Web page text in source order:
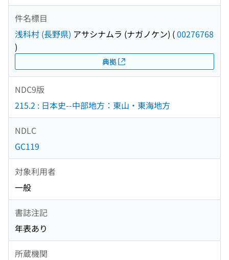
件名標目
浅科村 (長野県) アサシナムラ (ナガノケン) (00276768
)
典拠
NDC9版
215.2 : 日本史--中部地方：東山・東海地方
NDLC
GC119
対象利用者
一般
書誌注記
年表あり
所蔵機関